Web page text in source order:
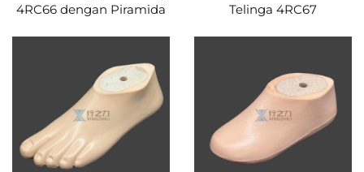
4RC66 dengan Piramida
Telinga 4RC67